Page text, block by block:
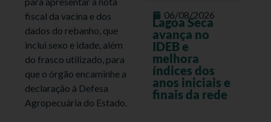
fiscal da vacina e dos
dados do rebanho, que
inclui sexo e idade, além
do frasco utilizado, para
que o órgão encaminhe a
declaração à Defesa
Agropecuária do Estado.
06/08/2026
Lagoa Seca
avança no
IDEB e
melhora
índices dos
anos iniciais e
finais da rede